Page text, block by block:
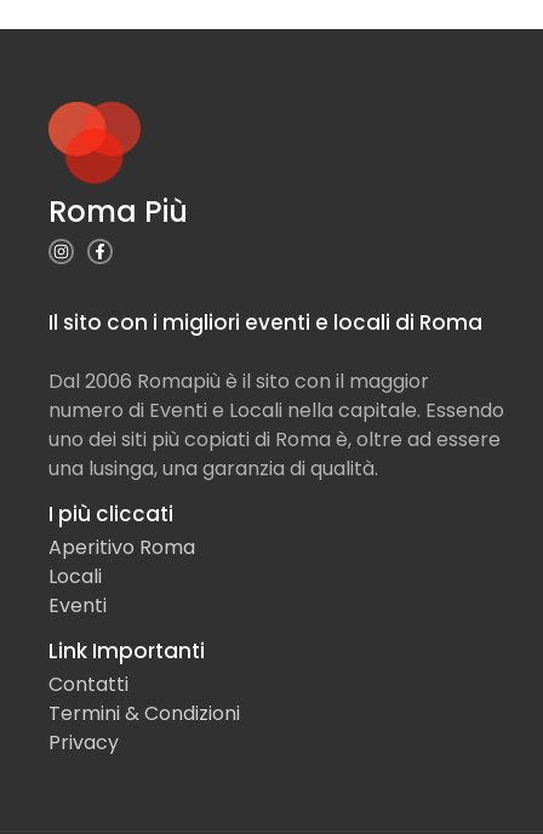
Roma Più
Il sito con i migliori eventi e locali di Roma
Dal 2006 Romapiù è il sito con il maggior
numero di Eventi e Locali nella capitale. Essendo
uno dei siti più copiati di Roma è, oltre ad essere
una lusinga, una garanzia di qualità.
I più cliccati
Aperitivo Roma
Locali
Eventi
Link Importanti
Contatti
Termini & Condizioni
Privacy